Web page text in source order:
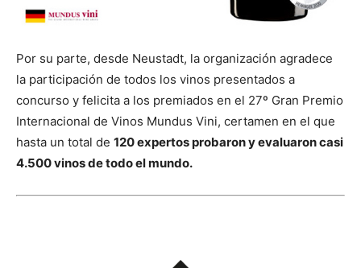
Por su parte, desde Neustadt, la organización agradece
la participación de todos los vinos presentados a
concurso y felicita a los premiados en el 27º Gran Premio
Internacional de Vinos Mundus Vini, certamen en el que
hasta un total de 120 expertos probaron y evaluaron casi
4.500 vinos de todo el mundo.